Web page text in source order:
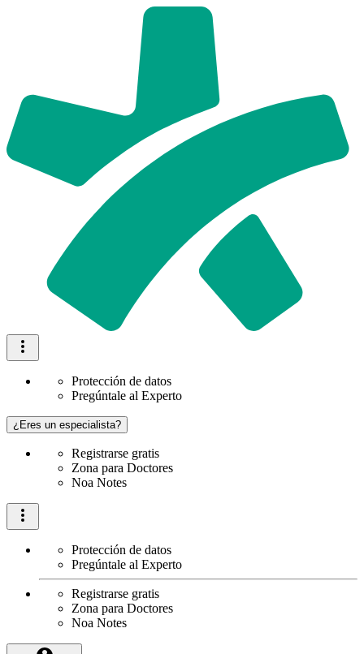
Protección de datos
Pregúntale al Experto
¿Eres un especialista?
Registrarse gratis
Zona para Doctores
Noa Notes
Protección de datos
Pregúntale al Experto
Registrarse gratis
Zona para Doctores
Noa Notes